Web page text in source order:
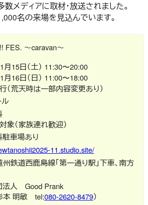
メディアに取材・放送されました。
名の来場を見込んでいます。
FES. ～caravan～
月15日（土） 11:30〜20:00
月16日（日） 11:00〜18:00
（荒天時は一部内容変更あり）
象（家族連れ歓迎）
車場あり
11.studio.site/
州鉄道西鹿島線「第一通り駅」下車、南方
法人 Good Prank
本 明敏 tel:080-2620-8479）